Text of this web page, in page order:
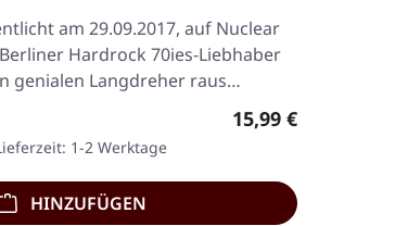
am 29.09.2017, auf Nuclear
Hardrock 70ies-Liebhaber
genialen Langdreher raus…
Regulärer Preis:
15,99 €
1-2 Werktage
HINZUFÜGEN